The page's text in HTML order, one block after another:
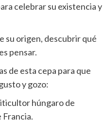
celebrar su existencia y
su origen, descubrir qué
pensar.
de esta cepa para que
y gozo:
húngaro de
Francia.